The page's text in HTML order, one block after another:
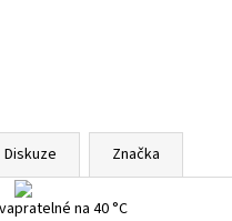
Diskuze Značka
pratelné na 40 °C